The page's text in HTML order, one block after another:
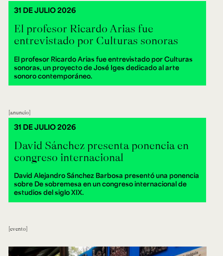
El profesor Ricardo Arias fue
entrevistado por Culturas sonoras
El profesor Ricardo Arias fue entrevistado por Culturas
sonoras, un proyecto de José Iges dedicado al arte
sonoro contemporáneo.
31 DE JULIO 2026
anuncio
David Sánchez presenta ponencia en
congreso internacional
David Alejandro Sánchez Barbosa presentó una ponencia
sobre De sobremesa en un congreso internacional de
estudios del siglo XIX.
31 DE JULIO 2026
evento